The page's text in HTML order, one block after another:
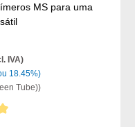
MS para uma
IVA)
18.45%)
Tube))